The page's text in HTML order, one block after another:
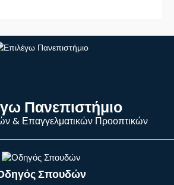
Πανεπιστήμιο
& Επαγγελματικών Προοπτικών
Σπουδών